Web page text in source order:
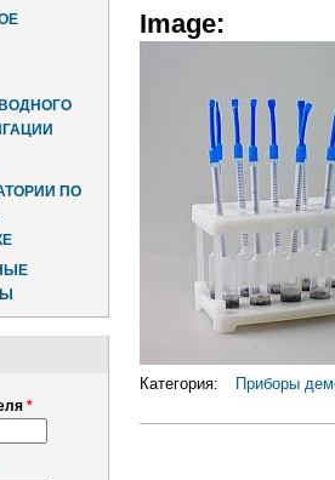
ПО
*
Image:
Категория: Приборы